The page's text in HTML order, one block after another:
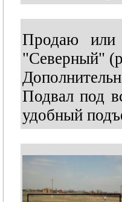
Продаю или
"Северный"
Подвал под
удобный